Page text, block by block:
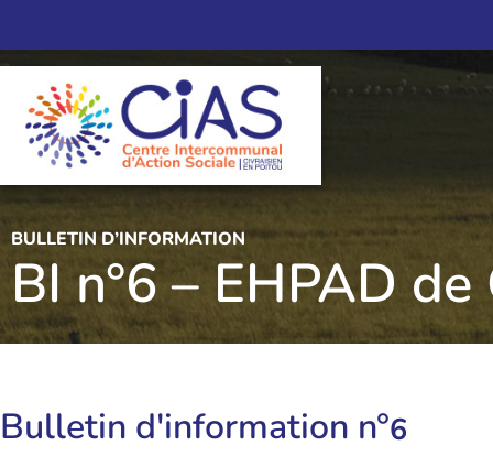
BULLETIN D’INFORMATION
BI n°6 – EHPAD de
Bulletin d'information n°6